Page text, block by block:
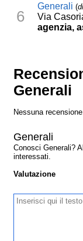
6
Generali (
Via
agenzia,
Generali
Nessuna
Generali
Conosci Generali?
interessati.
Valutazione